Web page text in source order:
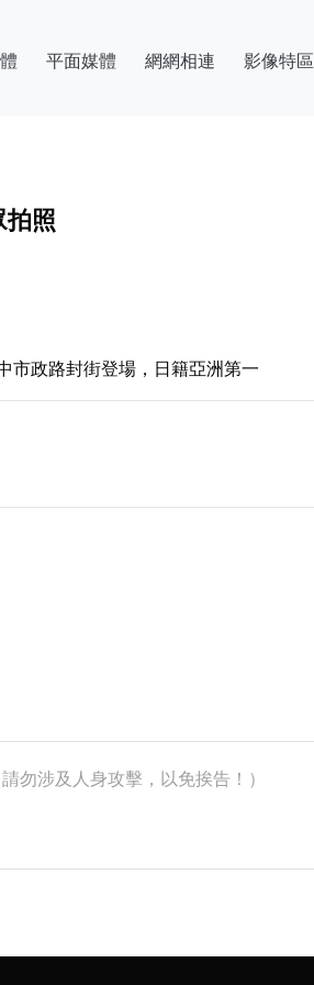
平面媒體 網網相連 影像特區
拍照
市政路封街登場，日籍亞洲第一
勿涉及人身攻擊，以免挨告！）